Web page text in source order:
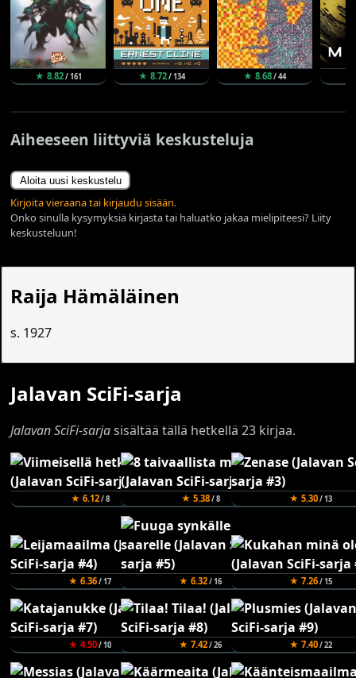
★ 8.82/ 161 ★ 8.72/ 134 ★ 8.68/ 44
Aiheeseen liittyviä keskusteluja
Aloita uusi keskustelu
Kirjoita vieraana tai kirjaudu sisään.
Onko sinulla kysymyksiä kirjasta tai haluatko jakaa mielipiteesi? Liity
keskusteluun!
Raija Hämäläinen
s. 1927
Jalavan SciFi-sarja
Jalavan SciFi-sarjasisältää tällä hetkellä 23 kirjaa.
★ 6.12/ 8 ★ 5.38/ 8 ★ 5.30/ 13
★ 6.36/ 17 ★ 6.32/ 16 ★ 7.26/ 15
★ 4.50/ 10 ★ 7.42/ 26 ★ 7.40/ 22